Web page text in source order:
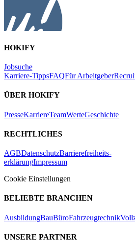
HOKIFY
Jobsuche
Karriere-TippsFAQFür Arbeitgeber
ÜBER HOKIFY
PresseKarriereTeamWerteGeschichte
RECHTLICHES
AGBDatenschutzBarrierefreiheits-
erklärungImpressum
Cookie Einstellungen
BELIEBTE BRANCHEN
AusbildungBauBüroFahrzeugtechnik
UNSERE PARTNER